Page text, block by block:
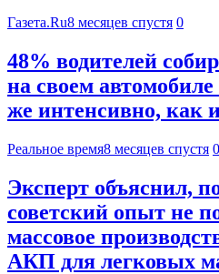
Газета.Ru8 месяцев спустя 0
48% водителей
на своем
же интенсивно, как
Реальное время8 месяцев спустя 0
Эксперт объяснил,
советский опыт не
массовое
АКП для легковых